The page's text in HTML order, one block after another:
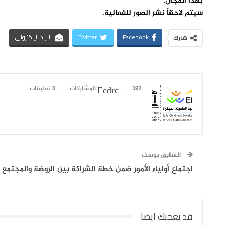
سيتم لاحقاً نشر الصور للفعالية.
شارك Facebook
Twitter البريد الإلكتروني
Ecdrc 392 المشاركات 0 تعليقات
السابق بوست
اجتماع أولياء الأمور ضمن خطة الشراكة بين الروضة
قد يعجبك ايضا